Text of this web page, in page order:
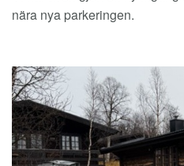
nära nya parkeringen.